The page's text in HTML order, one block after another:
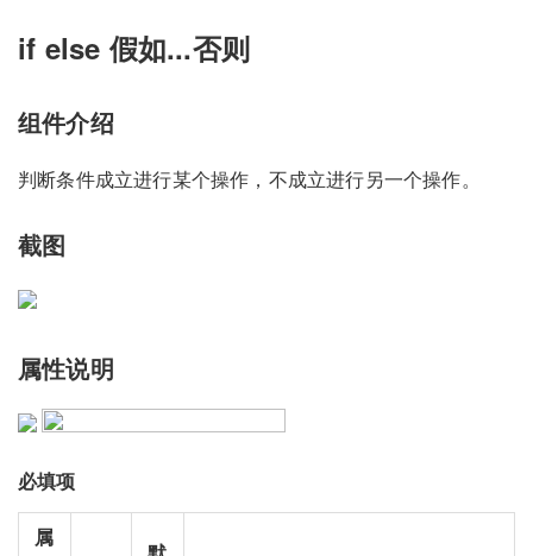
if else 假如...否则
组件介绍
判断条件成立进行某个操作，不成立进行另一个操作。
截图
属性说明
必填项
属